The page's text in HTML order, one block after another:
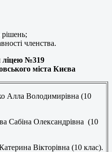
рішень;
членства.
ліцею №319
міста Києва
Алла Володимирівна (10
Сабіна Олександрівна (10
Вікторівна (10 клас).